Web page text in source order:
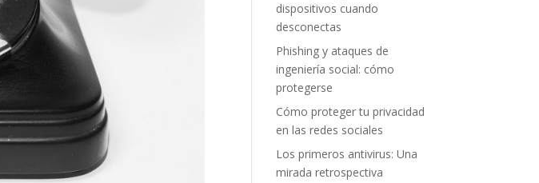
dispositivos cuando
desconectas
Phishing y ataques de
ingeniería social: cómo
protegerse
Cómo proteger tu privacidad
en las redes sociales
Los primeros antivirus: Una
mirada retrospectiva